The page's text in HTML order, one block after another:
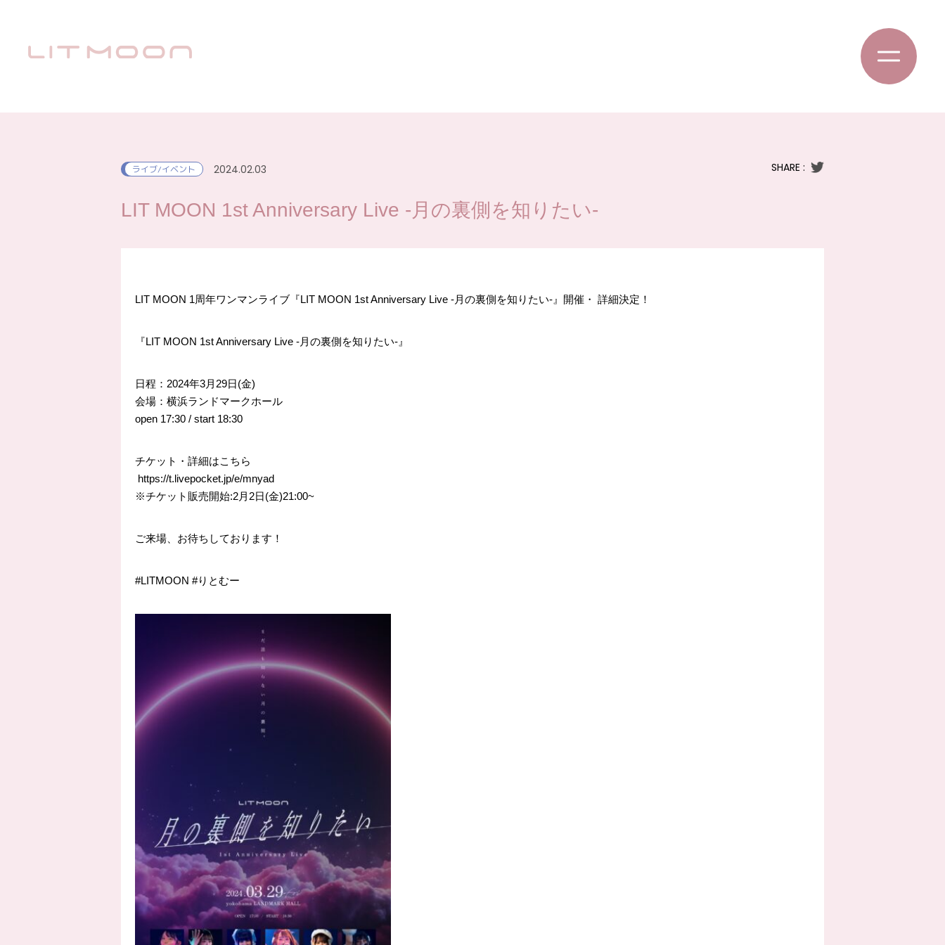
ライブ/イベント 2024.02.03 SHARE :
LIT MOON 1st Anniversary Live -月の裏側を知りたい-
LIT MOON 1周年ワンマンライブ『LIT MOON 1st Anniversary Live -月の裏側を知りたい-』開催・ 詳細決定！
『LIT MOON 1st Anniversary Live -月の裏側を知りたい-』
日程：2024年3月29日(金)
会場：横浜ランドマークホール
open 17:30 / start 18:30
チケット・詳細はこちら
https://t.livepocket.jp/e/mnyad
※チケット販売開始:2月2日(金)21:00~
ご来場、お待ちしております！
#LITMOON #りとむー